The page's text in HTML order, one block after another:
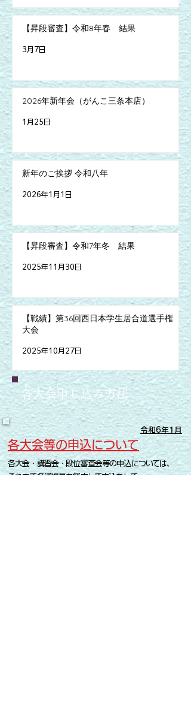
【昇段審査】令和8年春 結果
3月7日
2026年新年会（がんこ三条本店）
1月25日
新年のご挨拶 令和八年
2026年1月1日
【昇段審査】令和7年冬 結果
2025年11月30日
【戦績】第36回西日本学生居合道選手権
大会
2025年10月27日
各大会申し込み方法
令和6年1月
各大会等の申込について
各大会・講習会・段位審査会等の申込については、
これまで各道場長を経由して申込をして